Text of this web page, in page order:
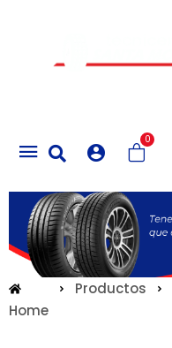
0
Home
Productos